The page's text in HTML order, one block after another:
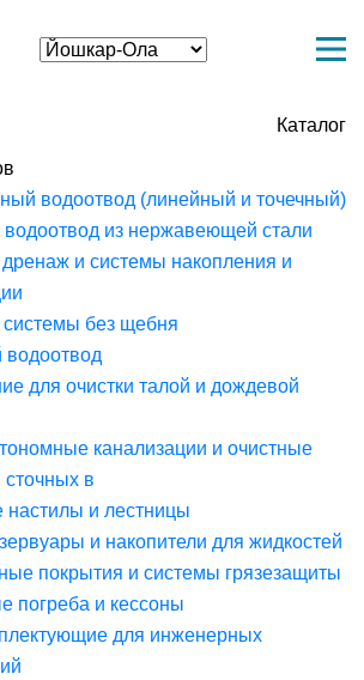
Каталог
водоотвод (линейный и точечный)
водоотвод из нержавеющей стали
и системы накопления и
без щебня
водоотвод
для очистки талой и дождевой
канализации и очистные
в
настилы и лестницы
и накопители для жидкостей
покрытия и системы грязезащиты
погреба и кессоны
для инженерных